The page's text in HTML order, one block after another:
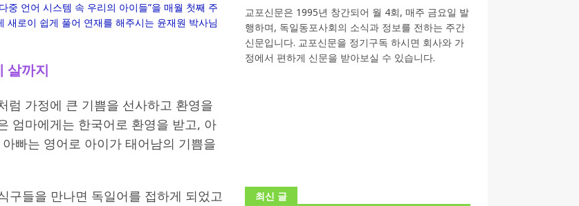
육회로 거듭나겠습니다”
한인소식
교’ 넘어 혁신 거점으로”
성료
한인소식
세대 협회(FLCG), 뮌헨 공대(TUM)서 화려한 출범
한
중 언어 시스템 속 우리의 아이들”을 매월 첫째 주
로이 쉽게 풀어 연재를 해주시는 윤재원 박사님
살까지
럼 가정에 큰 기쁨을 선사하고 환영을
엄마에게는 한국어로 환영을 받고, 아
빠는 영어로 아이가 태어남의 기쁨을
구들을 만나면 독일어를 접하게 되었고
교포신문은 1995년 창간되어 월 4회, 매주 금요일 발
행하며, 독일동포사회의 소식과 정보를 전하는 주간
신문입니다. 교포신문을 정기구독 하시면 회사와 가
정에서 편하게 신문을 받아보실 수 있습니다.
최신 글